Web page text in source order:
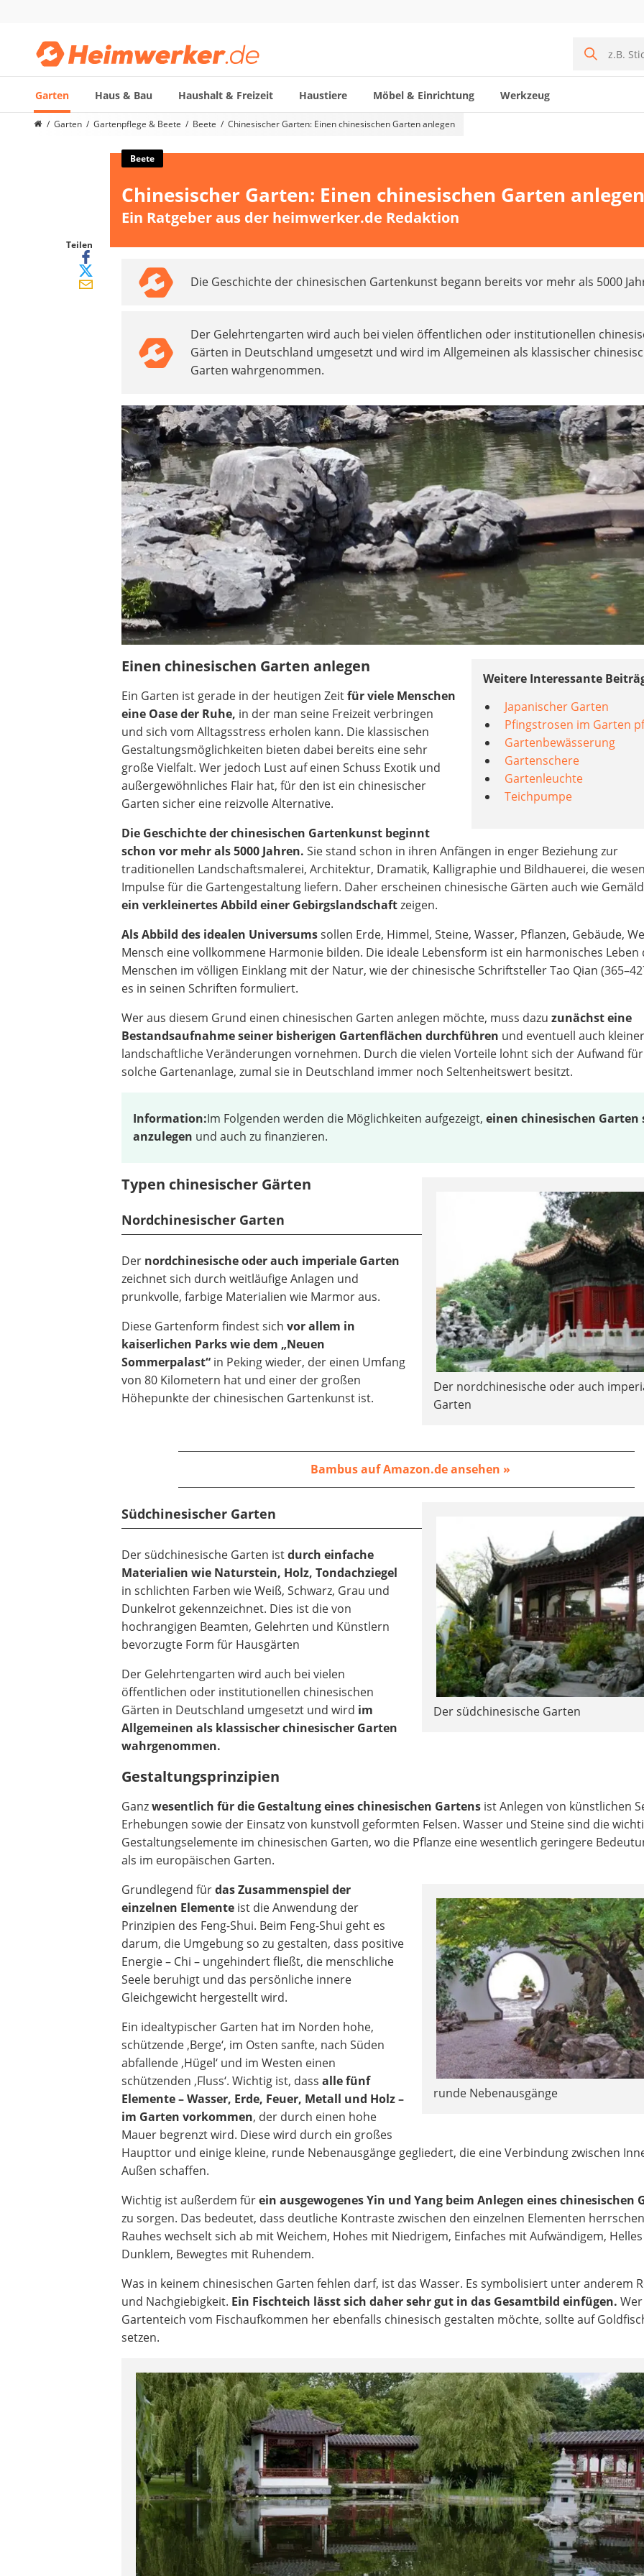
Garten Haus & Bau Haushalt & Freizeit Haustiere Möbel & Einrichtung Werkzeug
Die beliebtesten Vergleiche nach Kategorie
Akku-Laubsauger
Schlauchtrommel
Teleskopleiter
Ameisengift
Garten Gartenpflege & Beete Beete Chinesischer Garten: Einen chinesischen Garten anlegen
Teilen
Beete
Chinesischer Garten: Einen chinesischen Garten
Ein Ratgeber aus der heimwerker.de Redaktion
Die Geschichte der chinesischen Gartenkunst begann bereits vor mehr als 5000
Der Gelehrtengarten wird auch bei vielen öffentlichen oder institutionellen
Gärten in Deutschland umgesetzt und wird im Allgemeinen als klassischer
Garten wahrgenommen.
Weitere Interessante
Japanischer Garten
Pfingstrosen im Garten
Gartenbewässerung
Gartenschere
Gartenleuchte
Teichpumpe
Einen chinesischen Garten anlegen
Ein Garten ist gerade in der heutigen Zeitfür viele Menschen
eine Oase der Ruhe, in der man seine Freizeit verbringen
und sich vom Alltagsstress erholen kann. Die klassischen
Gestaltungsmöglichkeiten bieten dabei bereits eine sehr
große Vielfalt. Wer jedoch Lust auf einen Schuss Exotik und
außergewöhnliches Flair hat, für den ist ein chinesischer
Garten sicher eine reizvolle Alternative.
Die Geschichte der chinesischen Gartenkunst beginnt
schon vor mehr als 5000 Jahren. Sie stand schon in ihren Anfängen in enger Beziehung zur
traditionellen Landschaftsmalerei, Architektur, Dramatik, Kalligraphie und Bildhauerei, die
Impulse für die Gartengestaltung liefern. Daher erscheinen chinesische Gärten auch wie
ein verkleinertes Abbild einer Gebirgslandschaftzeigen.
Als Abbild des idealen Universumssollen Erde, Himmel, Steine, Wasser, Pflanzen, Gebäude,
Mensch eine vollkommene Harmonie bilden. Die ideale Lebensform ist ein harmonisches Leben
Menschen im völligen Einklang mit der Natur, wie der chinesische Schriftsteller Tao Qian
es in seinen Schriften formuliert.
Wer aus diesem Grund einen chinesischen Garten anlegen möchte, muss dazuzunächst eine
Bestandsaufnahme seiner bisherigen Gartenflächen durchführen und eventuell auch
landschaftliche Veränderungen vornehmen. Durch die vielen Vorteile lohnt sich der Aufwand
solche Gartenanlage, zumal sie in Deutschland immer noch Seltenheitswert besitzt.
Information:Im Folgenden werden die Möglichkeiten aufgezeigt,einen chinesischen Garten
anzulegen und auch zu finanzieren.
Der nordchinesische oder auch
Garten
Typen chinesischer Gärten
Nordchinesischer Garten
Der nordchinesische oder auch imperiale Garten
zeichnet sich durch weitläufige Anlagen und
prunkvolle, farbige Materialien wie Marmor aus.
Diese Gartenform findest sichvor allem in
kaiserlichen Parks wie dem „Neuen
Sommerpalast“ in Peking wieder, der einen Umfang
von 80 Kilometern hat und einer der großen
Höhepunkte der chinesischen Gartenkunst ist.
Bambus auf Amazon.de ansehen »
Der südchinesische Garten
Südchinesischer Garten
Der südchinesische Garten istdurch einfache
Materialien wie Naturstein, Holz, Tondachziegel
in schlichten Farben wie Weiß, Schwarz, Grau und
Dunkelrot gekennzeichnet. Dies ist die von
hochrangigen Beamten, Gelehrten und Künstlern
bevorzugte Form für Hausgärten
Der Gelehrtengarten wird auch bei vielen
öffentlichen oder institutionellen chinesischen
Gärten in Deutschland umgesetzt und wird im
Allgemeinen als klassischer chinesischer Garten
wahrgenommen.
Gestaltungsprinzipien
Ganzwesentlich für die Gestaltung eines chinesischen Gartens ist Anlegen von künstlichen
Erhebungen sowie der Einsatz von kunstvoll geformten Felsen. Wasser und Steine sind die
Gestaltungselemente im chinesischen Garten, wo die Pflanze eine wesentlich geringere
als im europäischen Garten.
runde Nebenausgänge
Grundlegend fürdas Zusammenspiel der
einzelnen Elemente ist die Anwendung der
Prinzipien des Feng-Shui. Beim Feng-Shui geht es
darum, die Umgebung so zu gestalten, dass positive
Energie – Chi – ungehindert fließt, die menschliche
Seele beruhigt und das persönliche innere
Gleichgewicht hergestellt wird.
Ein idealtypischer Garten hat im Norden hohe,
schützende ‚Berge‘, im Osten sanfte, nach Süden
abfallende ‚Hügel‘ und im Westen einen
schützenden ‚Fluss‘. Wichtig ist, dass alle fünf
Elemente – Wasser, Erde, Feuer, Metall und Holz –
im Garten vorkommen, der durch einen hohe
Mauer begrenzt wird. Diese wird durch ein großes
Haupttor und einige kleine, runde Nebenausgänge gegliedert, die eine Verbindung zwischen
Außen schaffen.
Wichtig ist außerdem fürein ausgewogenes Yin und Yang beim Anlegen eines chinesischen
zu sorgen. Das bedeutet, dass deutliche Kontraste zwischen den einzelnen Elementen
Rauhes wechselt sich ab mit Weichem, Hohes mit Niedrigem, Einfaches mit Aufwändigem,
Dunklem, Bewegtes mit Ruhendem.
Was in keinem chinesischen Garten fehlen darf, ist das Wasser. Es symbolisiert unter anderem
und Nachgiebigkeit. Ein Fischteich lässt sich daher sehr gut in das Gesamtbild einfügen.
Gartenteich vom Fischaufkommen her ebenfalls chinesisch gestalten möchte, sollte auf
setzen.